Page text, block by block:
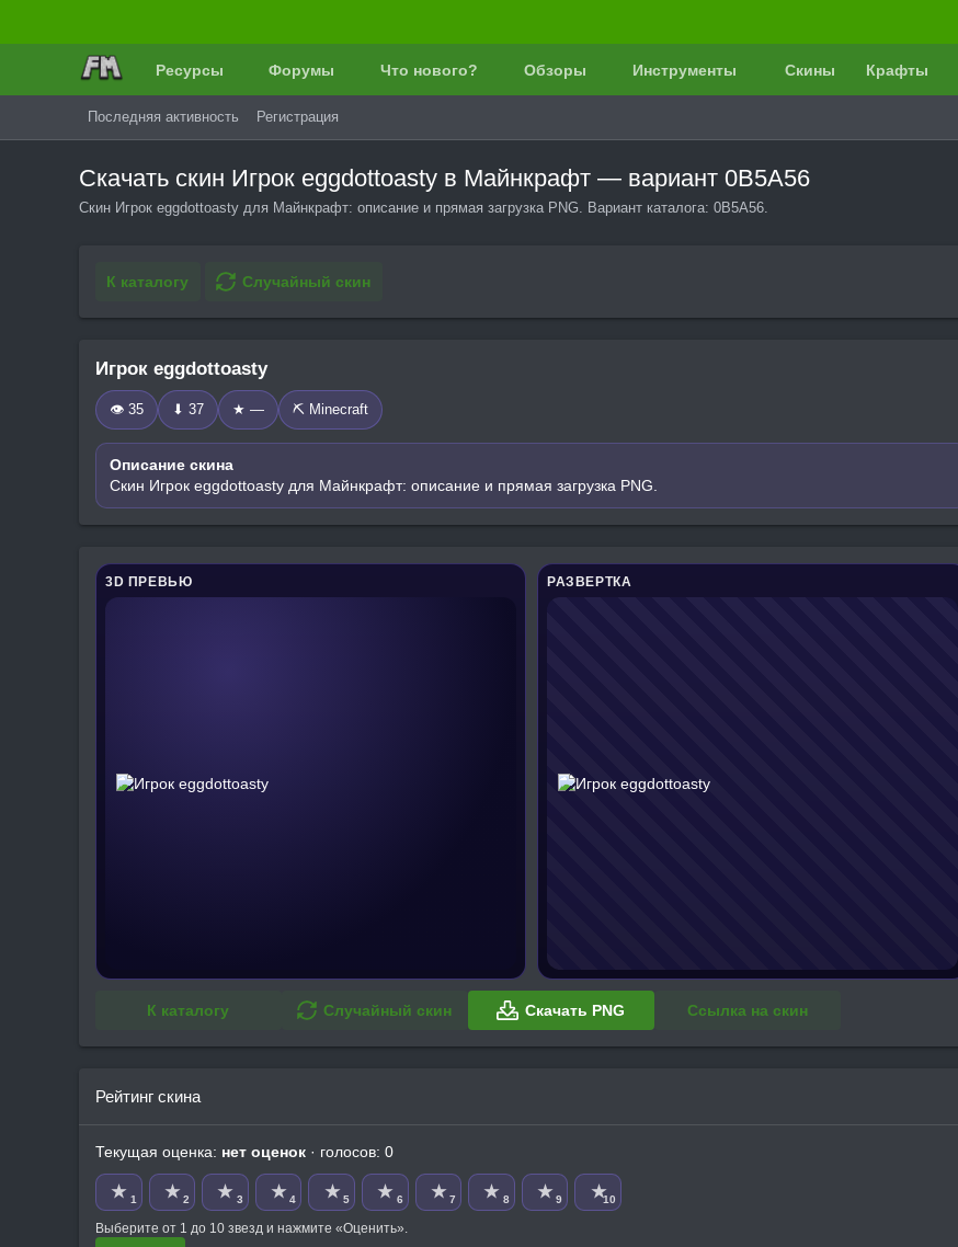
Ресурсы Форумы Что нового? Обзоры Инструменты Скины Крафты
Последняя активность Регистрация
Скачать скин Игрок eggdottoasty в Майнкрафт — вариант 0B5A56
Скин Игрок eggdottoasty для Майнкрафт: описание и прямая загрузка PNG. Вариант каталога: 0B5A56.
К каталогу Случайный скин
Игрок eggdottoasty
👁 35 ⬇ 37 ★ — ⛏️ Minecraft
Описание скина
Скин Игрок eggdottoasty для Майнкрафт: описание и прямая загрузка PNG.
3D ПРЕВЬЮ РАЗВЕРТКА
К каталогу Случайный скин Скачать PNG Ссылка на скин
Рейтинг скина
Текущая оценка: нет оценок · голосов: 0
★ 1 ★ 2 ★ 3 ★ 4 ★ 5 ★ 6 ★ 7 ★ 8 ★ 9 ★10
Выберите от 1 до 10 звезд и нажмите «Оценить».